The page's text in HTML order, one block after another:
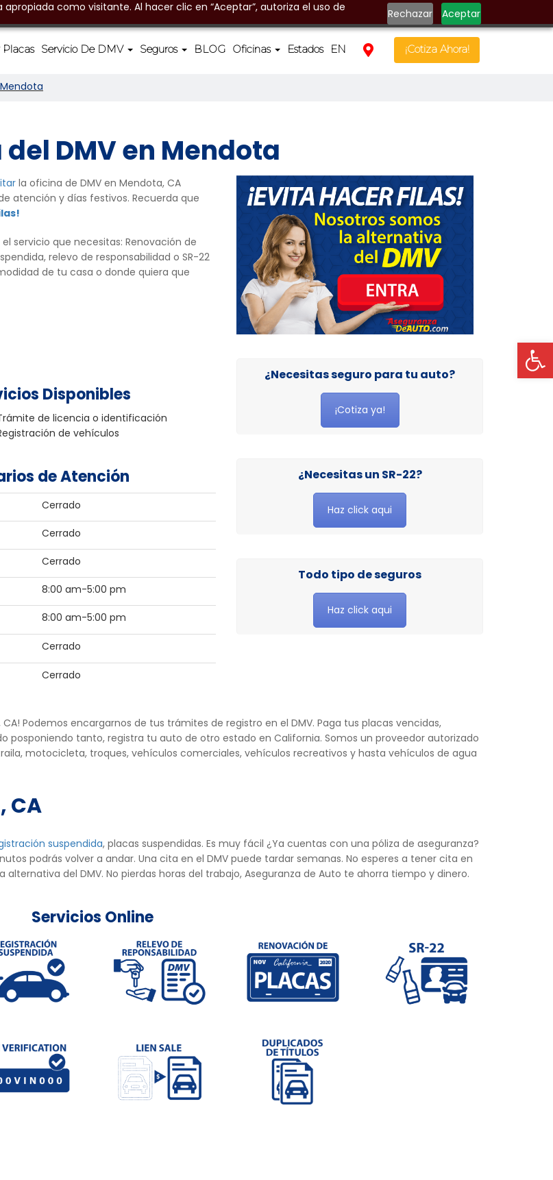
como visitante. Al hacer clic en “Aceptar”, autoriza el uso de
Rechazar Aceptar
Placas Servicio De DMV Seguros BLOG Oficinas Estados EN ¡Cotiza Ahora!
DMV en Mendota
la oficina de DMV en Mendota, CA
atención y días festivos. Recuerda que
servicio que necesitas: Renovación de
relevo de responsabilidad o SR-22
de tu casa o donde quiera que
Disponibles
de licencia o identificación
de vehículos
de Atención
Cerrado
Cerrado
Cerrado
8:00 am-5:00 pm
8:00 am-5:00 pm
Cerrado
Cerrado
¿Necesitas seguro para tu auto?
¡Cotiza ya!
¿Necesitas un SR-22?
Haz click aqui
Todo tipo de seguros
Haz click aqui
Podemos encargarnos de tus trámites de registro en el DMV. Paga tus placas vencidas,
posponiendo tanto, registra tu auto de otro estado en California. Somos un proveedor autorizado
motocicleta, troques, vehículos comerciales, vehículos recreativos y hasta vehículos de agua
CA
suspendida, placas suspendidas. Es muy fácil ¿Ya cuentas con una póliza de aseguranza?
podrás volver a andar. Una cita en el DMV puede tardar semanas. No esperes a tener cita en
alternativa del DMV. No pierdas horas del trabajo, Aseguranza de Auto te ahorra tiempo y dinero.
Servicios Online